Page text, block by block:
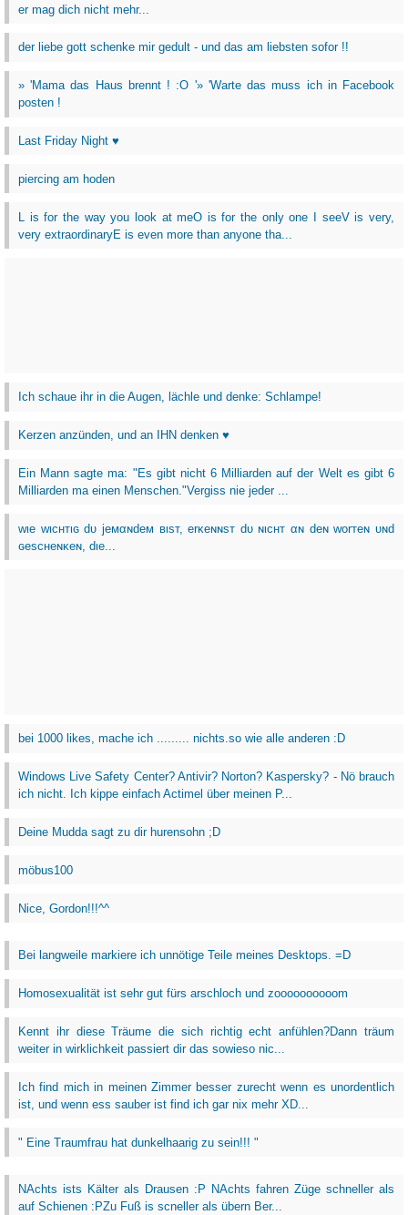
er mag dich nicht mehr...
der liebe gott schenke mir gedult - und das am liebsten sofor !!
» 'Mama das Haus brennt ! :O '» 'Warte das muss ich in Facebook
posten !
Last Friday Night ♥
piercing am hoden
L is for the way you look at meO is for the only one I seeV is very,
very extraordinaryE is even more than anyone tha...
Ich schaue ihr in die Augen, lächle und denke: Schlampe!
Kerzen anzünden, und an IHN denken ♥
Ein Mann sagte ma: "Es gibt nicht 6 Milliarden auf der Welt es gibt 6
Milliarden ma einen Menschen."Vergiss nie jeder ...
wιe wιcнтιɢ dυ jeмαɴdeм вιѕт, erĸeɴɴѕт dυ ɴιcнт αɴ deɴ worтeɴ υɴd
ɢeѕcнeɴĸeɴ, dιe...
bei 1000 likes, mache ich ......... nichts.so wie alle anderen :D
Windows Live Safety Center? Antivir? Norton? Kaspersky? - Nö brauch
ich nicht. Ich kippe einfach Actimel über meinen P...
Deine Mudda sagt zu dir hurensohn ;D
möbus100
Nice, Gordon!!!^^
Bei langweile markiere ich unnötige Teile meines Desktops. =D
Homosexualität ist sehr gut fürs arschloch und zoooooooooom
Kennt ihr diese Träume die sich richtig echt anfühlen?Dann träum
weiter in wirklichkeit passiert dir das sowieso nic...
Ich find mich in meinen Zimmer besser zurecht wenn es unordentlich
ist, und wenn ess sauber ist find ich gar nix mehr XD...
" Eine Traumfrau hat dunkelhaarig zu sein!!! "
NAchts ists Kälter als Drausen :P NAchts fahren Züge schneller als
auf Schienen :PZu Fuß is scneller als übern Ber...